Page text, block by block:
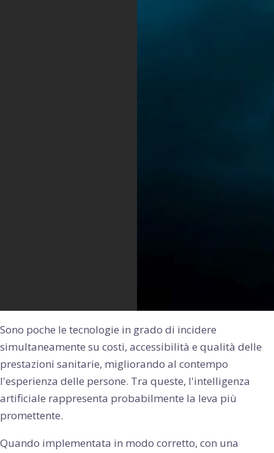
Sono poche le tecnologie in grado di incidere
simultaneamente su costi, accessibilità e qualità delle
prestazioni sanitarie, migliorando al contempo
l'esperienza delle persone. Tra queste, l'intelligenza
artificiale rappresenta probabilmente la leva più
promettente.
Quando implementata in modo corretto, con una